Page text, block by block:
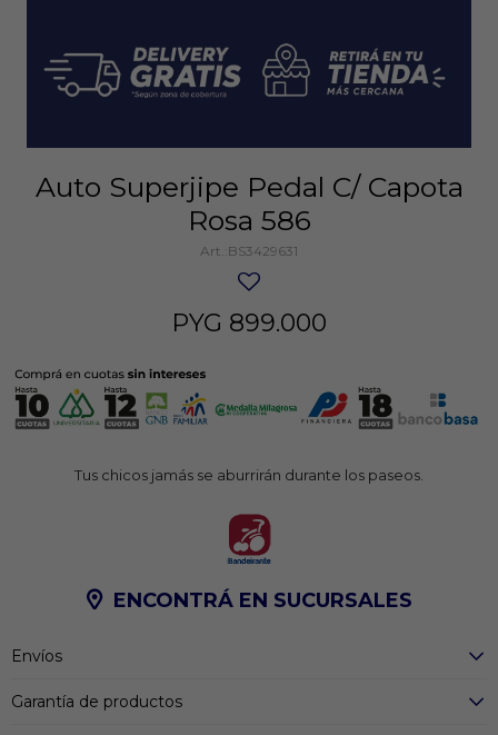
Auto Superjipe Pedal C/ Capota
Rosa 586
BS3429631
PYG 899.000
Tus chicos jamás se aburrirán durante los paseos.
ENCONTRÁ EN SUCURSALES
Envíos
Garantía de productos